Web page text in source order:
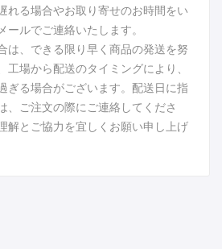
れる場合やお取り寄せのお時間をい
ールでご連絡いたします。
は、できる限り早く商品の発送を努
工場から配送のタイミングにより、
ぎる場合がございます。配送日に指
、ご注文の際にご連絡してくださ
解とご協力を宜しくお願い申し上げ